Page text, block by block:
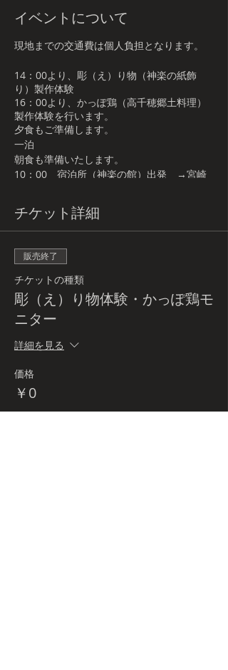
イベントについて
現地までの交通費は個人負担となります。
14：00より、彫（え）り物（神楽の紙飾
り）製作体験
16：00より、かっぽ鶏（高千穂郷土料理）
製作体験を行います。
夕食もご準備します。
一泊
朝食も準備いたします。
10：00 宿泊所（神楽の館）出発 →宮崎
8：00 宿泊所（神楽の館）出発 →日向へ
チケット詳細
販売終了
チケットの種類
彫（え）り物体験・かっぽ鶏モ
ニター
詳細を見る
価格
￥0